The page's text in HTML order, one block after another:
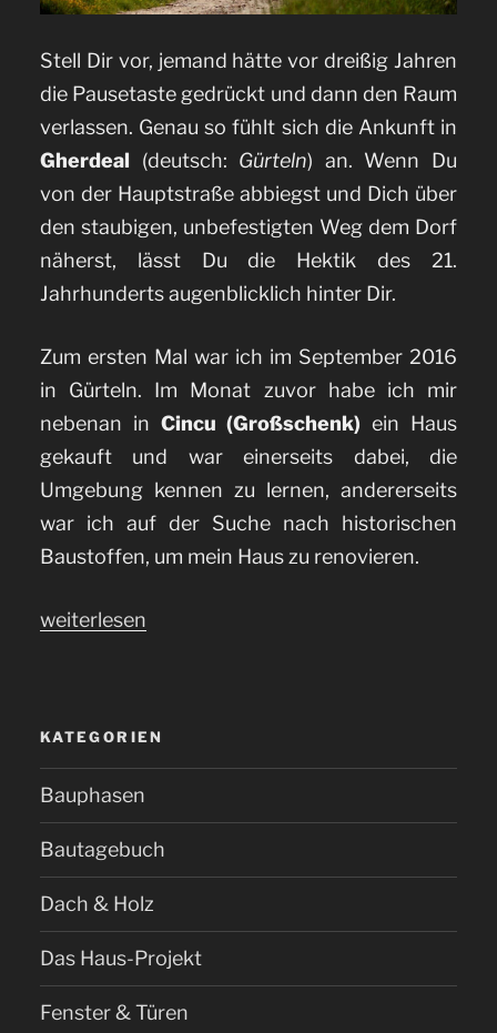
Stell Dir vor, jemand hätte vor dreißig Jahren
die Pausetaste gedrückt und dann den Raum
verlassen. Genau so fühlt sich die Ankunft in
Gherdeal (deutsch: Gürteln) an. Wenn Du
von der Hauptstraße abbiegst und Dich über
den staubigen, unbefestigten Weg dem Dorf
näherst, lässt Du die Hektik des 21.
Jahrhunderts augenblicklich hinter Dir.
Zum ersten Mal war ich im September 2016
in Gürteln. Im Monat zuvor habe ich mir
nebenan in Cincu (Großschenk) ein Haus
gekauft und war einerseits dabei, die
Umgebung kennen zu lernen, andererseits
war ich auf der Suche nach historischen
Baustoffen, um mein Haus zu renovieren.
„Vergessenes
in
Gürteln
(Gherdeal)
lohnt“
weiterlesen
KATEGORIEN
Bauphasen
Bautagebuch
Dach & Holz
Das Haus-Projekt
Fenster & Türen